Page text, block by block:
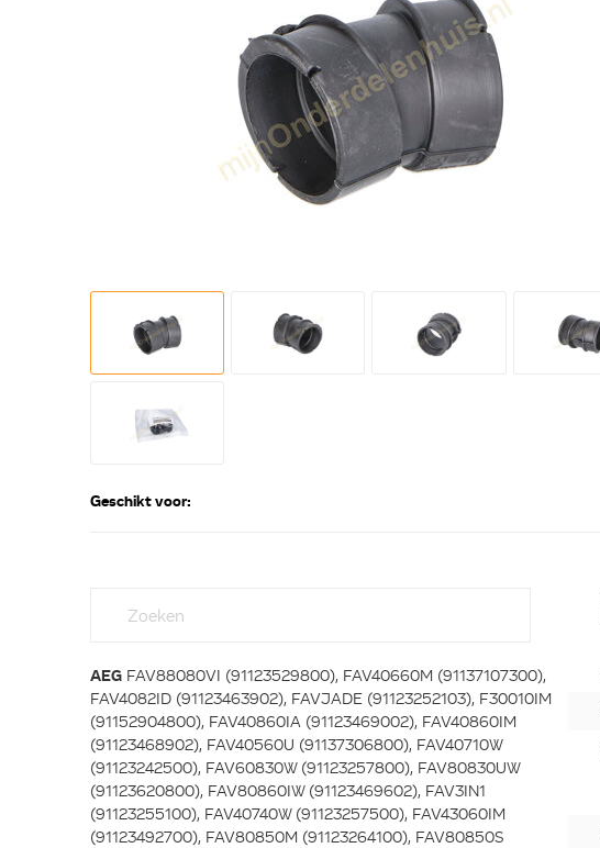
Geschikt voor:
AEG FAV88080VI (91123529800), FAV40660M (91137107300),
FAV4082ID (91123463902), FAVJADE (91123252103), F30010IM
(91152904800), FAV40860IA (91123469002), FAV40860IM
(91123468902), FAV40560U (91137306800), FAV40710W
(91123242500), FAV60830W (91123257800), FAV80830UW
(91123620800), FAV80860IW (91123469602), FAV3IN1
(91123255100), FAV40740W (91123257500), FAV43060IM
(91123492700), FAV80850M (91123264100), FAV80850S